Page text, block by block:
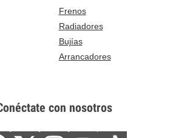
Frenos
Radiadores
Bujías
Arrancadores
con nosotros